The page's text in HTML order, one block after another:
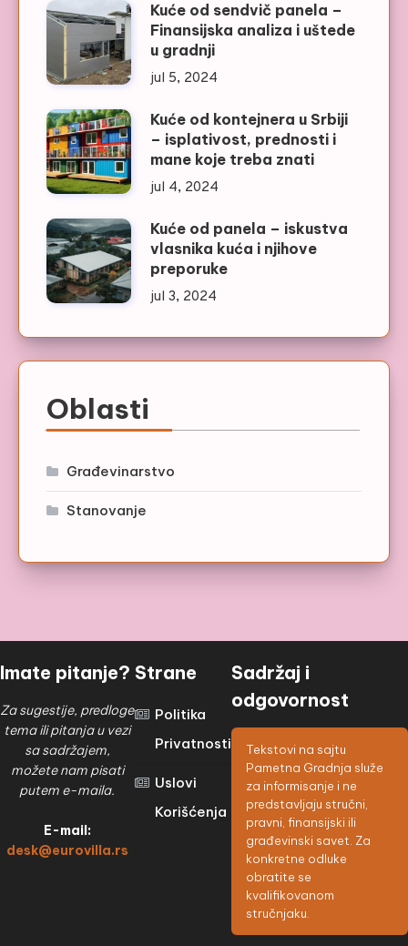
Kuće od sendvič panela –
Finansijska analiza i uštede
u gradnji
jul 5, 2024
Kuće od kontejnera u Srbiji
– isplativost, prednosti i
mane koje treba znati
jul 4, 2024
Kuće od panela – iskustva
vlasnika kuća i njihove
preporuke
jul 3, 2024
Oblasti
Građevinarstvo
Stanovanje
Imate pitanje?
Za sugestije, predloge
tema ili pitanja u vezi
sa sadržajem,
možete nam pisati
putem e-maila.
E-mail:
desk@eurovilla.rs
Strane
Politika
Privatnosti
Uslovi
Korišćenja
Sadržaj i
odgovornost
Tekstovi na sajtu
Pametna Gradnja služe
za informisanje i ne
predstavljaju stručni,
pravni, finansijski ili
građevinski savet. Za
konkretne odluke
obratite se
kvalifikovanom
stručnjaku.